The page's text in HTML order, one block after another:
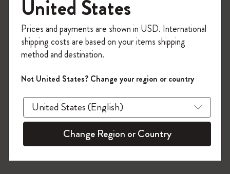
「WELCOME10」を入力すると、初回注
文が10%オフ＋送料無料になります。セ
ール・アウトレット品は適用外。
Moleskineアカウントを作成して限定オフ
ァーや会員特典、さらに多くのインスピ
レーションを手に入れましょう。
今すぐ会員登録 !
United States
Prices and payments are shown in USD. International
shipping costs are based on your items shipping
method and destination.
Not United States? Change your region or country
Change Region or Country